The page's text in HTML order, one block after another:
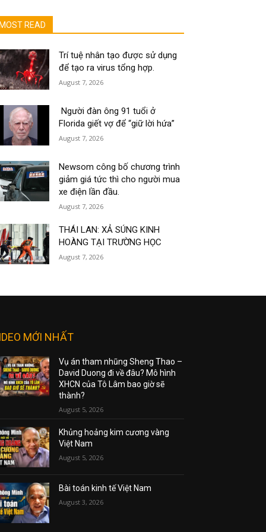
MOST READ
Trí tuệ nhân tạo được sử dụng
để tạo ra virus tổng hợp.
August 7, 2026
Người đàn ông 91 tuổi ở
Florida giết vợ để “giữ lời hứa”
August 7, 2026
Newsom công bố chương trình
giảm giá tức thì cho người mua
xe điện lần đầu.
August 7, 2026
THÁI LAN: XẢ SÚNG KINH
HOÀNG TẠI TRƯỜNG HỌC
August 7, 2026
MỚI NHẤT
Vụ án tham nhũng Sheng Thao –
David Duong đi về đâu? Mô hình
XHCN của Tô Lâm bao giờ sẽ
thành?
August 5, 2026
Khủng hoảng kim cương vàng
Việt Nam
August 5, 2026
Bài toán kinh tế Việt Nam
August 3, 2026